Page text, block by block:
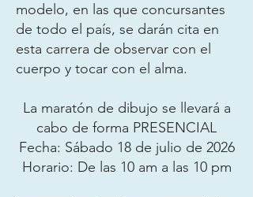
modelo, en las que concursantes
de todo el país, se darán cita en
esta carrera de observar con el
cuerpo y tocar con el alma.
La maratón de dibujo se llevará a
cabo de forma PRESENCIAL
Fecha: Sábado 18 de julio de 2026
Horario: De las 10 am a las 10 pm